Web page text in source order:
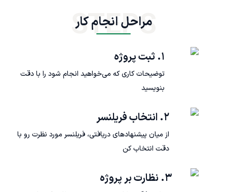
مراحل انجام کار
STEPS
۱. ثبت پروژه
توضیحات کاری که می‌خواهید انجام شود را با دقت
بنویسید
۲. انتخاب فریلنسر
از میان پیشنهادهای دریافتی، فریلنسر مورد نظرت رو با
دقت انتخاب کن
۳. نظارت بر پروژه